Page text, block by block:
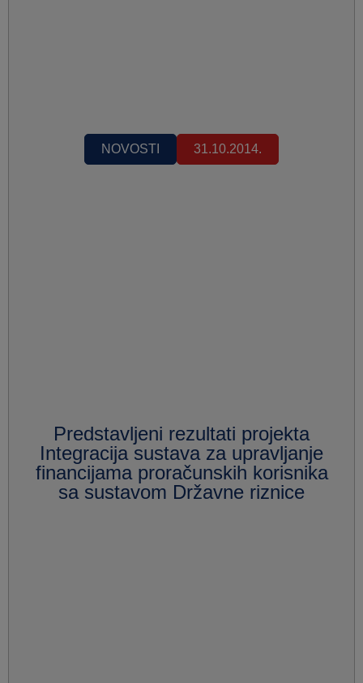
NOVOSTI 31.10.2014.
Predstavljeni rezultati projekta
Integracija sustava za upravljanje
financijama proračunskih korisnika
sa sustavom Državne riznice